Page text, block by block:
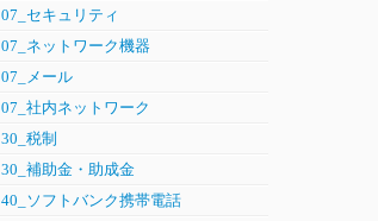
07_セキュリティ
07_ネットワーク機器
07_メール
07_社内ネットワーク
30_税制
30_補助金・助成金
40_ソフトバンク携帯電話